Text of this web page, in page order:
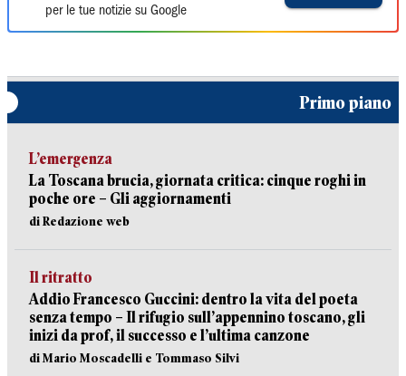
per le tue notizie su Google
Primo piano
L’emergenza
La Toscana brucia, giornata critica: cinque roghi in
poche ore – Gli aggiornamenti
di Redazione web
Il ritratto
Addio Francesco Guccini: dentro la vita del poeta
senza tempo – Il rifugio sull’appennino toscano, gli
inizi da prof, il successo e l’ultima canzone
di Mario Moscadelli e Tommaso Silvi